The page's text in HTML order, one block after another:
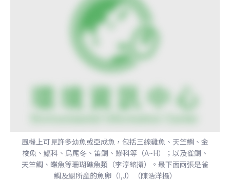
風機上可見許多幼魚或亞成魚，包括三線雞魚、天竺鯛、金
梭魚、鰏科、烏尾冬、笛鯛、鰺科等（A~H）；以及雀鯛、
天竺鯛、蝶魚等珊瑚礁魚類（李淳銘攝）。最下面兩張是雀
鯛及䲁所產的魚卵（I,J）（陳浩洋攝）